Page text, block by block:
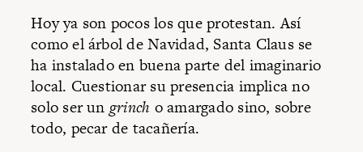
Hoy ya son pocos los que protestan. Así
como el árbol de Navidad, Santa Claus se
ha instalado en buena parte del imaginario
local. Cuestionar su presencia implica no
solo ser un grinch o amargado sino, sobre
todo, pecar de tacañería.